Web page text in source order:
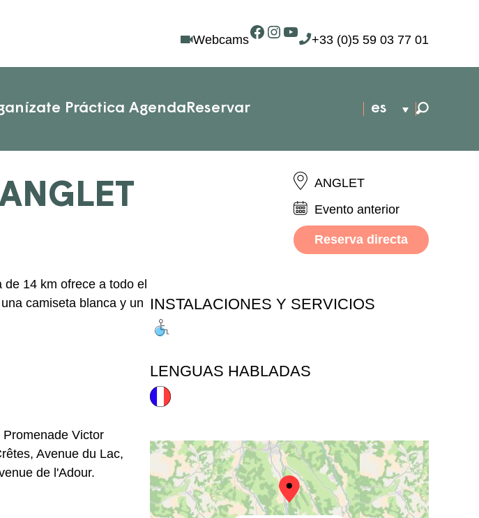
WebcamsFacebook
Instagram
YouTube
+33 (0)5 59 03 77 01
Práctica AgendaReservar es
ANGLET
Evento anterior
Reserva directa
14 km ofrece a todo el
camiseta blanca y un
Victor
Avenue du Lac,
de l'Adour.
INSTALACIONES Y SERVICIOS
LENGUAS HABLADAS